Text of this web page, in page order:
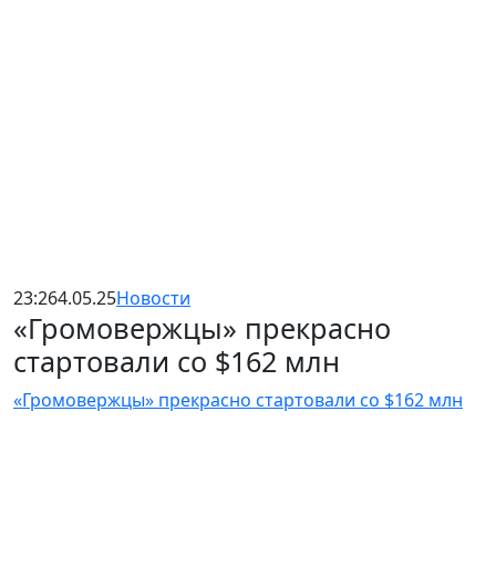
23:264.05.25Новости
«Громовержцы» прекрасно
стартовали со $162 млн
«Громовержцы» прекрасно стартовали со $162 млн